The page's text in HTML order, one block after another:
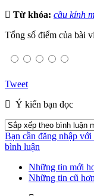
Từ khóa: cầu kính
Tổng số điểm của bài
Tweet
Ý kiến bạn đọc
Bạn cần đăng nhập với
bình luận
Những tin mới
Những tin cũ hơn